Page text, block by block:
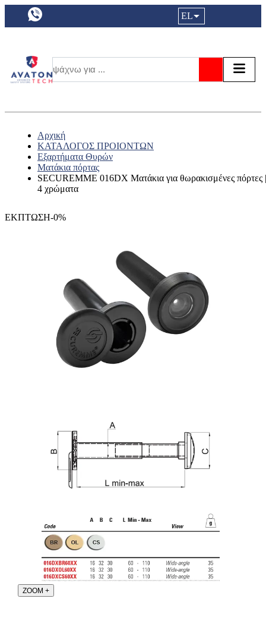
a11y.languageSelection:
EL
Αρχική
ΚΑΤΑΛΟΓΟΣ ΠΡΟΙΟΝΤΩΝ
Εξαρτήματα Θυρών
Ματάκια πόρτας
SECUREMME 016DX Ματάκια για θωρακισμένες πόρτες |
4 χρώματα
ΕΚΠΤΩΣΗ-0%
ZOOM +